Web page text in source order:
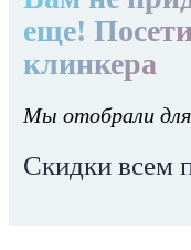
еще!
клинкера
Мы отобрали
Скидки всем